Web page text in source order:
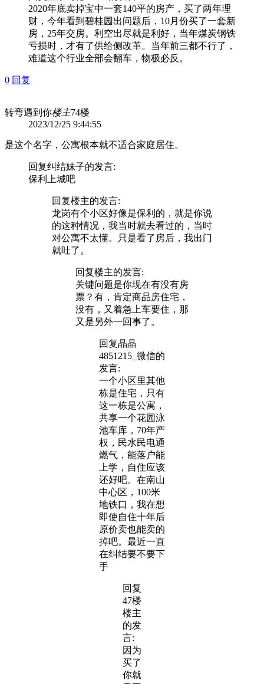
2020年底卖掉宝中一套140平的房产，买了两年理
财，今年看到碧桂园出问题后，10月份买了一套新
房，25年交房。利空出尽就是利好，当年煤炭钢铁
亏损时，才有了供给侧改革。当年前三都不行了，
难道这个行业全部会翻车，物极必反。
0 回复
转弯遇到你楼主74楼
2023/12/25 9:44:55
是这个名字，公寓根本就不适合家庭居住。
回复纠结妹子的发言:
保利上城吧
回复楼主的发言:
龙岗有个小区好像是保利的，就是你说
的这种情况，我当时就去看过的，当时
对公寓不太懂。只是看了房后，我出门
就吐了。
回复楼主的发言:
关键问题是你现在有没有房
票？有，肯定商品房住宅，
没有，又着急上车要住，那
又是另外一回事了。
回复晶晶
4851215_微信的
发言:
一个小区里其他
栋是住宅，只有
这一栋是公寓，
共享一个花园泳
池车库，70年产
权，民水民电通
燃气，能落户能
上学，自住应该
还好吧。在南山
中心区，100米
地铁口，我在想
即使自住十年后
原价卖也能卖的
掉吧。最近一直
在纠结要不要下
手
回复
47楼
楼主
的发
言:
因为
买了
你就